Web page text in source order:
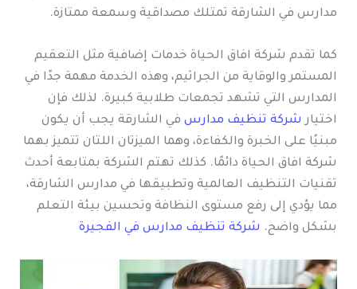
مدارس في الشارقة تمتلك مصداقية وسمعة ممتازة.
كما تقدم شركة افاق الحياة خدمات إضافية مثل التعقيم
المستمر والوقاية من الجراثيم، وهذه الخدمة مهمة جدًا في
المدارس التي تشهد تجمعات طلابية كبيرة. لذلك فإن
اختيار شركة تنظيف مدارس في الشارقة يجب أن يكون
مبنيًا على الخبرة والكفاءة، وهما الميزتان اللتان تتميز بهما
شركة افاق الحياة دائمًا. كذلك تهتم الشركة بمتابعة أحدث
تقنيات التنظيف العالمية وتطبيقها في مدارس الشارقة،
مما يؤدي إلى رفع مستوى النظافة وتحسين بيئة التعلم
بشكل واضح. شركة تنظيف مدارس في الفجيرة